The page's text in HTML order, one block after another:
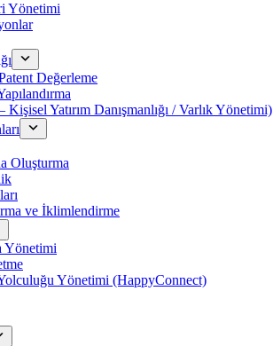
Yönetimi
Değerleme
Yatırım Danışmanlığı / Varlık Yönetimi)
Oluşturma
ve İklimlendirme
Yönetimi
Yönetimi (HappyConnect)